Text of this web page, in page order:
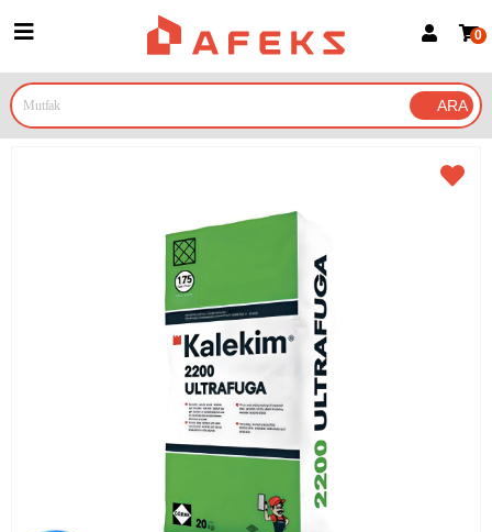
Google İle Bağlan
0